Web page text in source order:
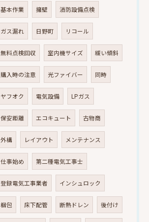
基本作業 擁壁 消防設備点検
ガス漏れ 日野町 リコール
無料点検回収 室内機サイズ 緩い傾斜
購入時の注意 光ファイバー 同時
ヤフオク 電気設備 LPガス
保安距離 エコキュート 古物商
外構 レイアウト メンテナンス
仕事始め 第二種電気工事士
登録電気工事業者 インシュロック
梱包 床下配管 断熱ドレン 後付け